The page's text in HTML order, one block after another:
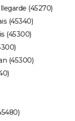
(45270)
(45340)
(45300)
(45300)